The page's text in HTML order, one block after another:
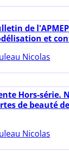
de
et
Nicolas
Hors-série.
de beauté
Nicolas